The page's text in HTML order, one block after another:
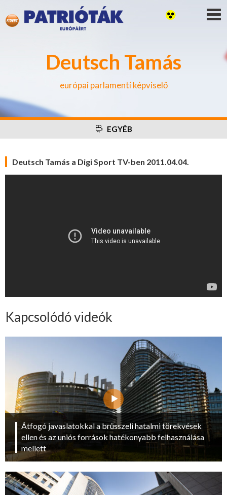
Deutsch Tamás
európai parlamenti képviselő
EGYÉB
Deutsch Tamás a Digi Sport TV-ben 2011.04.04.
Kapcsolódó videók
Átfogó javaslatokkal a brüsszeli hatalmi törekvések
ellen és az uniós források hatékonyabb felhasználása
mellett